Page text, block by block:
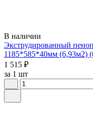
В наличии
Экструдированный
1185*585*40мм (6,93м2)
1 515 ₽
за 1 шт